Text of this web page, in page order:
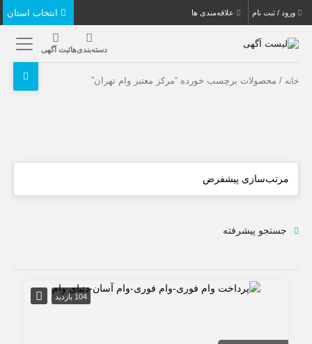
ورود / ثبت نام علاقه‌مندی ها
دسته‌بندی‌هاثبت آگهی
خانه / محصولات برچسب خورده “مرکز معتبر وام تهران”
جستجو پیشرفته
104 بازدید